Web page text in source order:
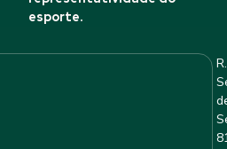
esporte.
R.